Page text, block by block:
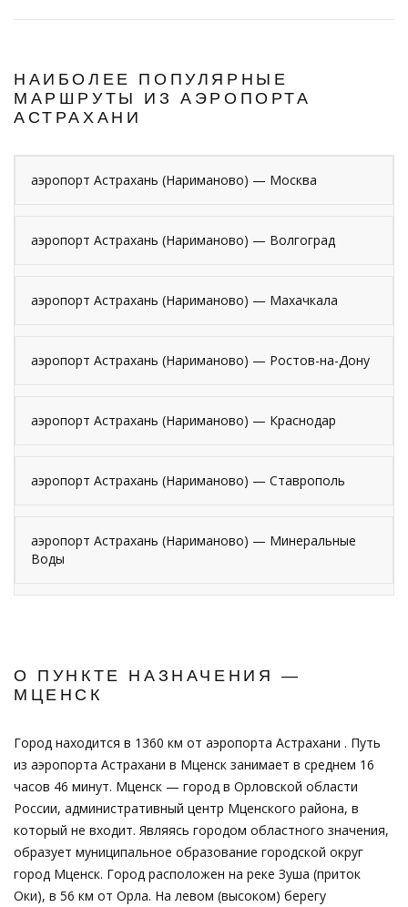
НАИБОЛЕЕ ПОПУЛЯРНЫЕ
МАРШРУТЫ ИЗ АЭРОПОРТА
АСТРАХАНИ
аэропорт Астрахань (Нариманово) — Москва
аэропорт Астрахань (Нариманово) — Волгоград
аэропорт Астрахань (Нариманово) — Махачкала
аэропорт Астрахань (Нариманово) — Ростов-на-Дону
аэропорт Астрахань (Нариманово) — Краснодар
аэропорт Астрахань (Нариманово) — Ставрополь
аэропорт Астрахань (Нариманово) — Минеральные
Воды
О ПУНКТЕ НАЗНАЧЕНИЯ —
МЦЕНСК
Город находится в 1360 км от аэропорта Астрахани . Путь
из аэропорта Астрахани в Мценск занимает в среднем 16
часов 46 минут. Мценск — город в Орловской области
России, административный центр Мценского района, в
который не входит. Являясь городом областного значения,
образует муниципальное образование городской округ
город Мценск. Город расположен на реке Зуша (приток
Оки), в 56 км от Орла. На левом (высоком) берегу